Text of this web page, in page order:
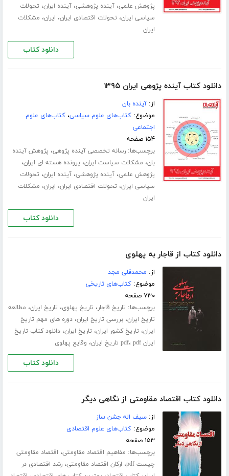
پژوهش علمی،آینده پژوهشی،آینده ایران، تحولات
سیاسی ایران، تحولات اقتصادی ایران، ایران، مشکلات
ایران
دانلود کتاب
دانلود کتاب آینده پژوهی ایران ۱۳۹۵
از:آینده بان
موضوع:کتاب‌های علوم سیاسی،کتاب‌های علوم
اجتماعی
۱۵۴ صفحه
برچسب‌ها:رسانه تخصصی آینده پژوهی، پژوهش آینده
بان، مشکلات سیاست ایران، پرونده هسته ای ایران،
پژوهش علمی،آینده پژوهشی،آینده ایران، تحولات
سیاسی ایران، تحولات اقتصادی ایران، ایران، مشکلات
ایران
دانلود کتاب
دانلود کتاب از قاجار به پهلوی
از: محمدقلی مجد
موضوع:کتاب‌های تاریخی
۷۳۰ صفحه
برچسب‌ها: تاریخ قاجار، تاریخ پهلوی، تاریخ ایران، مطالعه
تاریخ ایران،بررسی تاریخ ایران،دوره های مهم تاریخ
ایران، تاریخ کشور ایران، تاریخ ایران،دانلود کتاب تاریخ
ایران pdf
، pdf تاریخ ایران ، وقایع پهلوی
دانلود کتاب
دانلود کتاب اقتصاد مقاومتی از نگاهی دیگر
از:سیف اله جشن ساز
موضوع:کتاب‌های علوم اقتصادی
۱۵۳ صفحه
برچسب‌ها: مفاهیم اقتصاد مقاومتی، اقتصاد مقاومتی
چیست pdf
، ارکان اقتصاد مقاومتی،رشد اقتصادی در